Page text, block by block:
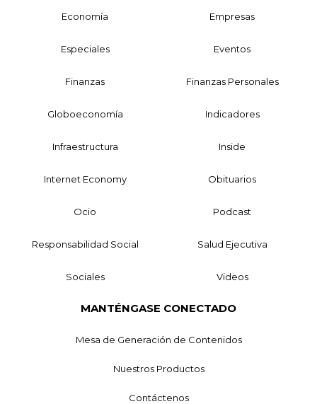
Economía Empresas
Especiales Eventos
Finanzas Finanzas Personales
Globoeconomía Indicadores
Infraestructura Inside
Internet Economy Obituarios
Ocio Podcast
Responsabilidad Social Salud Ejecutiva
Sociales Videos
MANTÉNGASE CONECTADO
Mesa de Generación de Contenidos
Nuestros Productos
Contáctenos